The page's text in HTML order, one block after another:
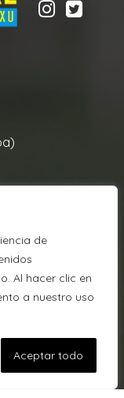
de
Al hacer clic en
a nuestro uso
Aceptar todo